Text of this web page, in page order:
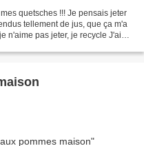
quetsches !!! Je pensais jeter
tellement de jus, que ça m'a
n'aime pas jeter, je recycle J'ai